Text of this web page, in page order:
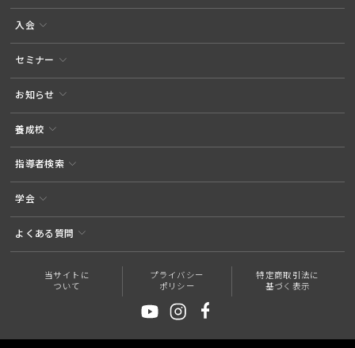
入会
セミナー
お知らせ
養成校
指導者検索
学会
よくある質問
当サイトに
ついて
プライバシー
ポリシー
特定商取引法に
基づく表示